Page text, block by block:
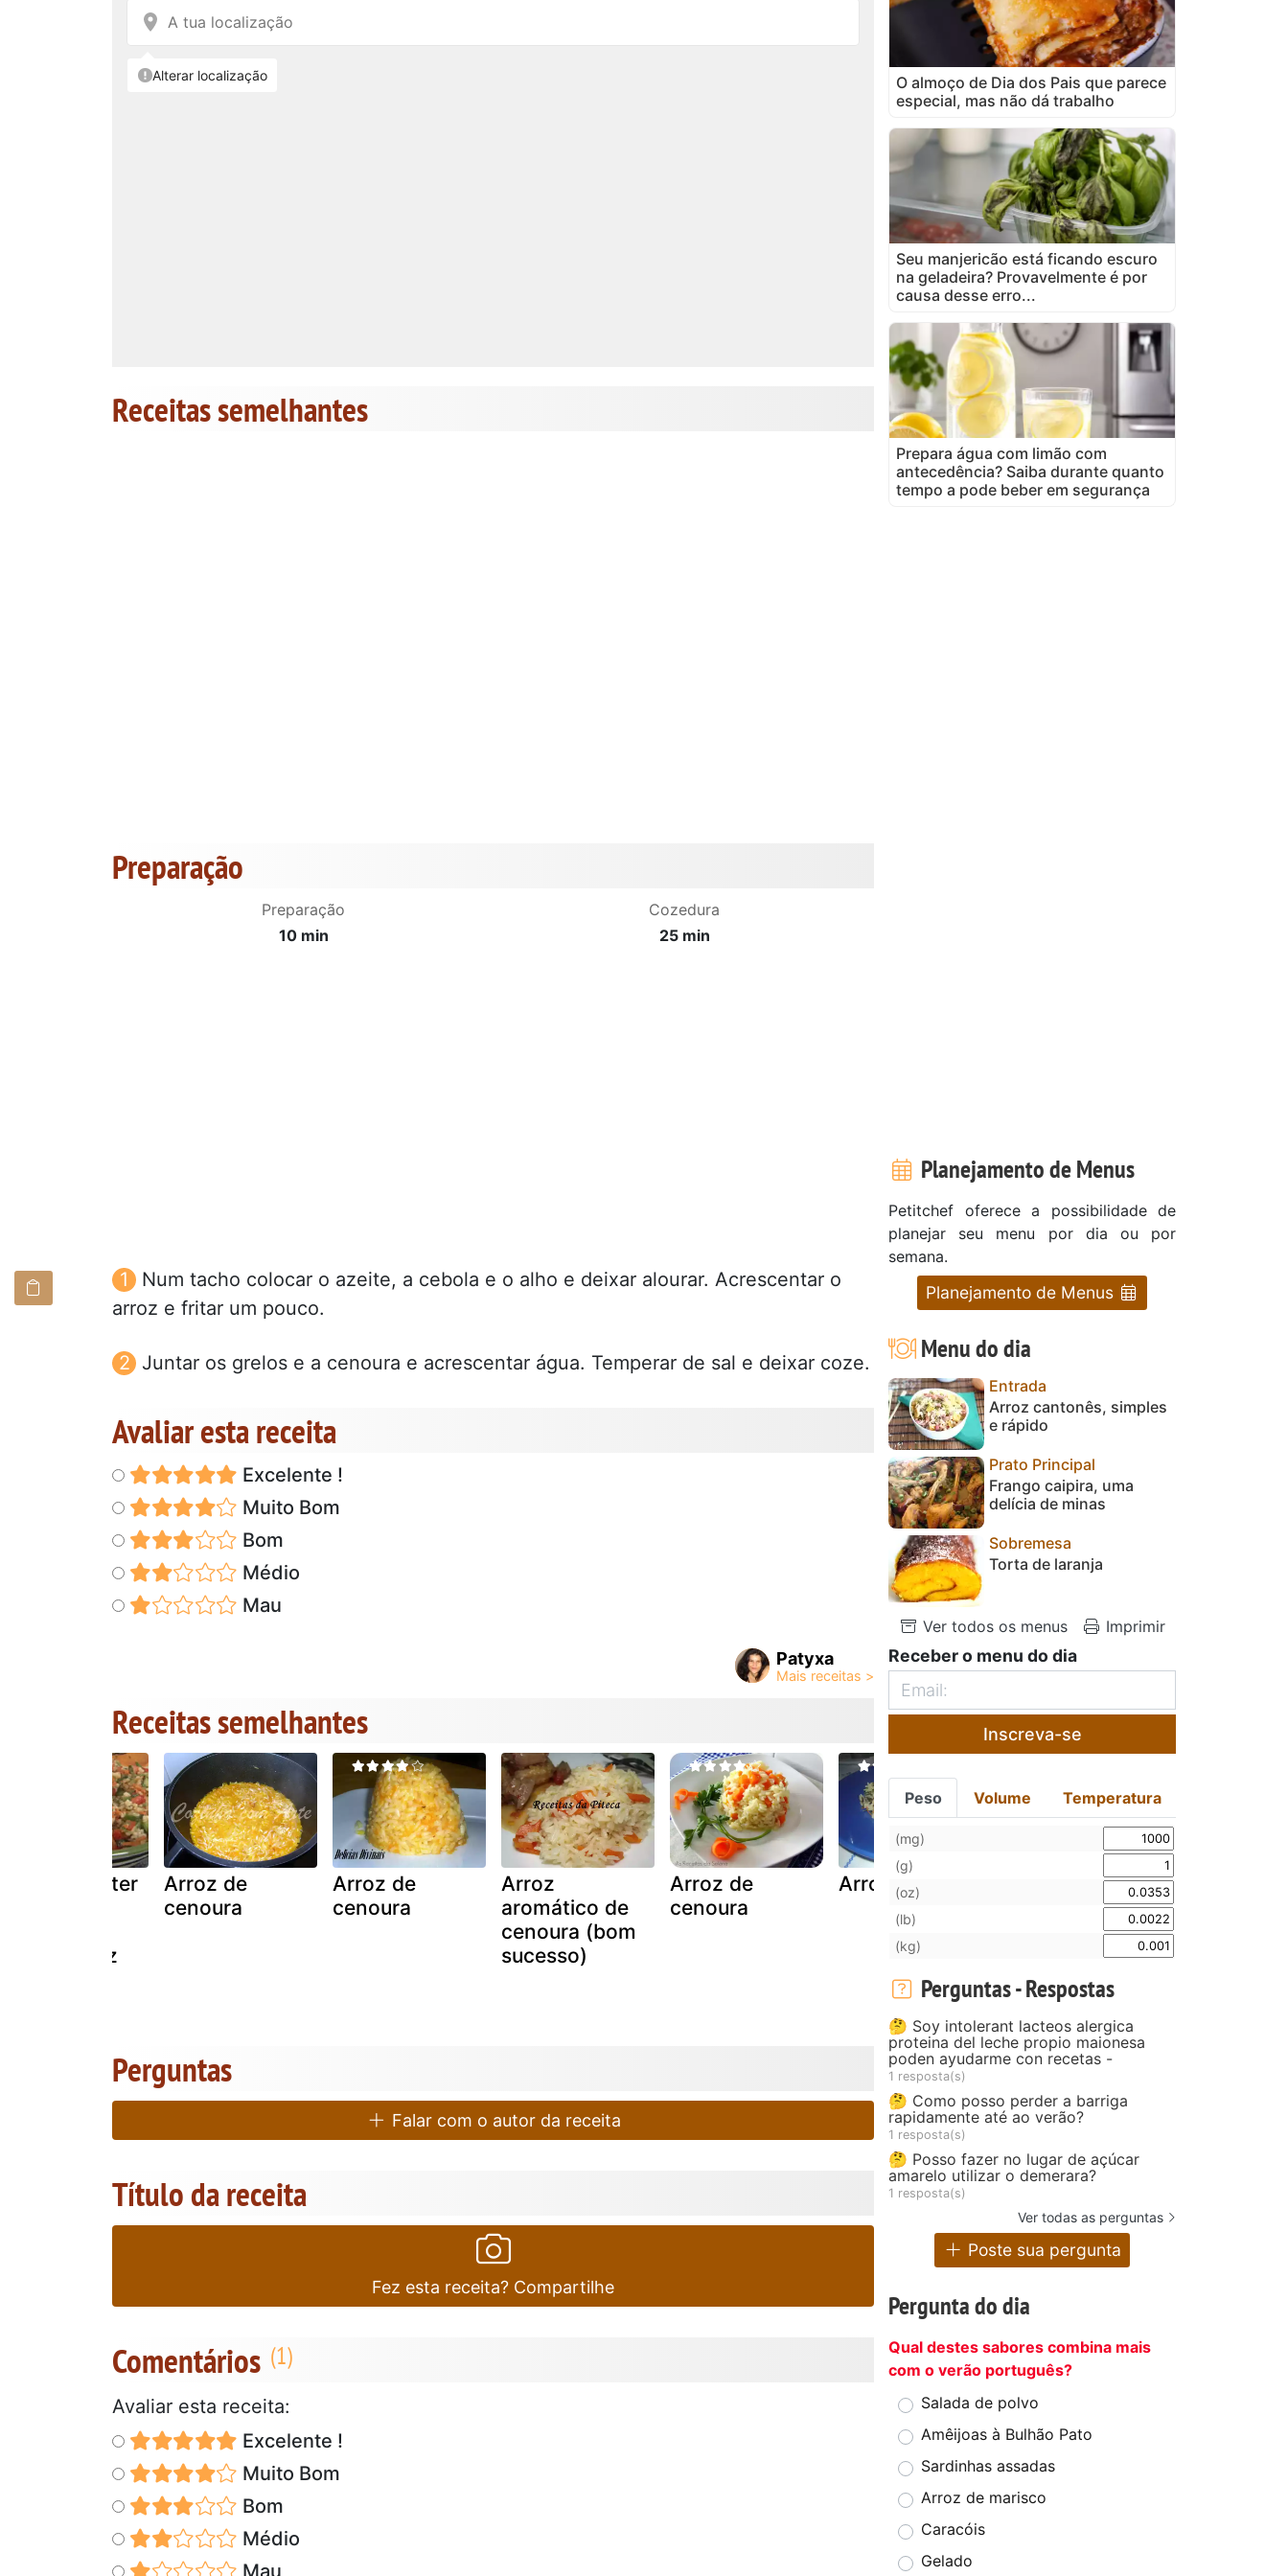
Receitas semelhantes
Preparação
Preparação
10 min
Cozedura
25 min
Num tacho colocar o azeite, a cebola e o alho e deixar alourar. Acrescentar o
arroz e fritar um pouco.
Juntar os grelos e a cenoura e acrescentar água. Temperar de sal e deixar coze.
Avaliar esta receita
Excelente !
Muito Bom
Bom
Médio
Mau
Patyxa
Receitas semelhantes
repórter
arroz
Arroz de
cenoura
Arroz de
cenoura
Arroz
aromático de
cenoura (bom
sucesso)
Arroz de
cenoura
Arroz selvagem
Arroz doce
com cenoura
Perguntas
Falar com o autor da receita
Título da receita
Fez esta receita? Compartilhe
Comentários
Avaliar esta receita:
Excelente !
Muito Bom
Bom
Médio
Mau
O almoço de Dia dos Pais que parece
especial, mas não dá trabalho
Seu manjericão está ficando escuro
na geladeira? Provavelmente é por
causa desse erro...
Prepara água com limão com
antecedência? Saiba durante quanto
tempo a pode beber em segurança
Planejamento de Menus
Petitchef oferece a possibilidade de
planejar seu menu por dia ou por
semana.
Planejamento de Menus
Menu do dia
Entrada
Arroz cantonês, simples
e rápido
Prato Principal
Frango caipira, uma
delícia de minas
Sobremesa
Torta de laranja
Ver todos os menus Imprimir
Receber o menu do dia
Inscreva-se
Peso Volume Temperatura
(mg)
(g)
(oz)
(lb)
(kg)
Perguntas - Respostas
🤔 Soy intolerant lacteos alergica
proteina del leche propio maionesa
poden ayudarme con recetas -
1 resposta(s)
🤔 Como posso perder a barriga
rapidamente até ao verão?
1 resposta(s)
🤔 Posso fazer no lugar de açúcar
amarelo utilizar o demerara?
1 resposta(s)
Ver todas as perguntas
Poste sua pergunta
Pergunta do dia
Qual destes sabores combina mais
com o verão português?
Salada de polvo
Amêijoas à Bulhão Pato
Sardinhas assadas
Arroz de marisco
Caracóis
Gelado